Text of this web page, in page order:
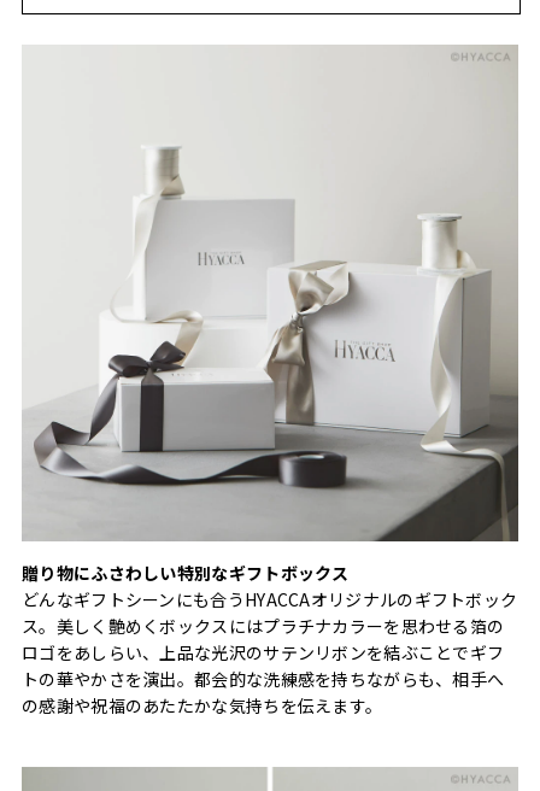
贈り物にふさわしい特別なギフトボックス
どんなギフトシーンにも合うHYACCAオリジナルのギフトボック
ス。美しく艶めくボックスにはプラチナカラーを思わせる箔の
ロゴをあしらい、上品な光沢のサテンリボンを結ぶことでギフ
トの華やかさを演出。都会的な洗練感を持ちながらも、相手へ
の感謝や祝福のあたたかな気持ちを伝えます。